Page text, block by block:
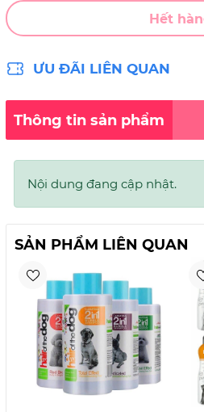
Hết
ƯU ĐÃI LIÊN QUAN
Thông tin sản phẩm
Nội dung đang cập nhật.
SẢN PHẨM LIÊN QUAN